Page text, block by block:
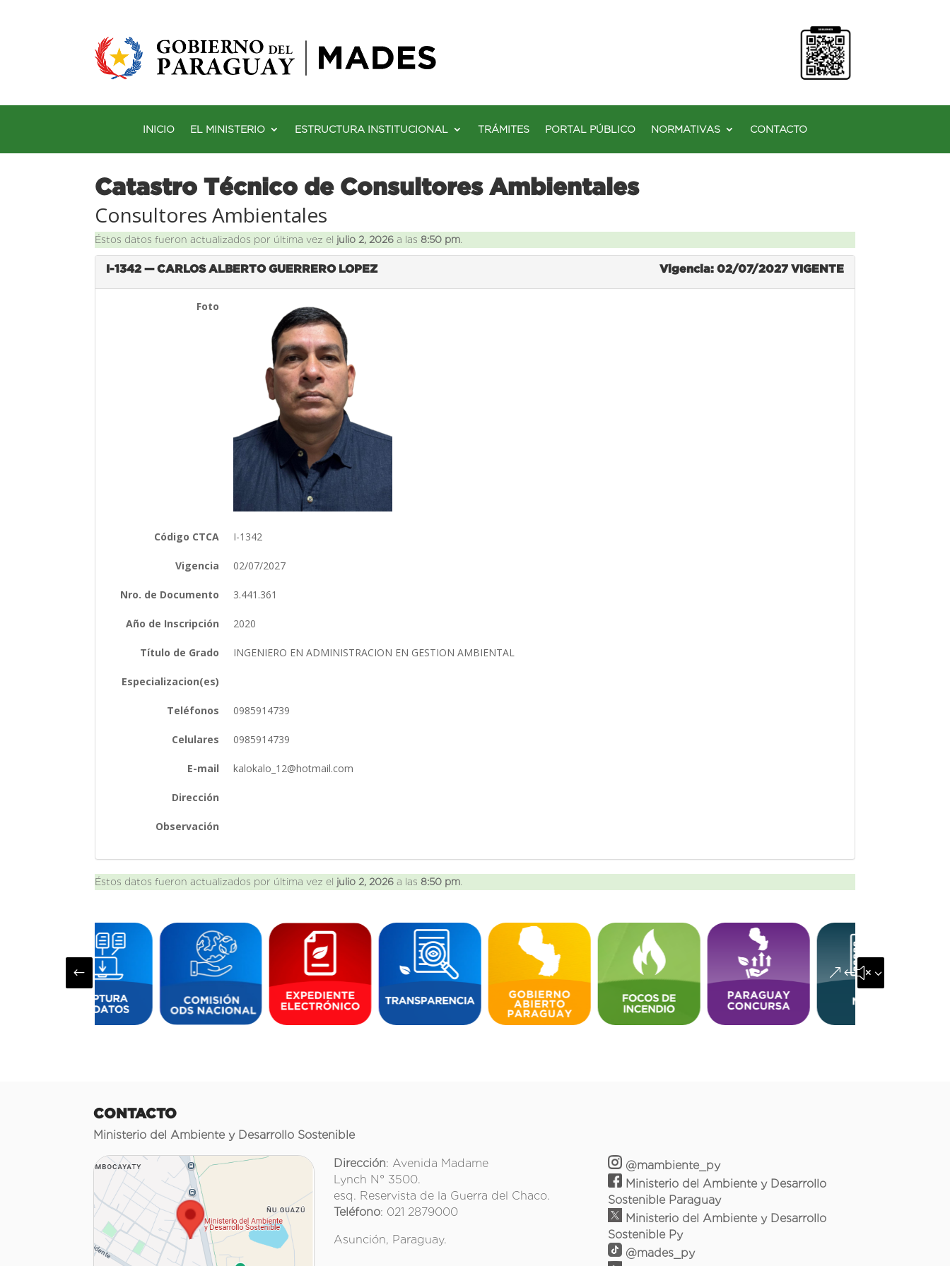
INICIO EL MINISTERIO ESTRUCTURA INSTITUCIONAL TRÁMITES PORTAL PÚBLICO NORMATIVAS CONTACTO
Catastro Técnico de Consultores Ambientales
Consultores Ambientales
Éstos datos fueron actualizados por última vez el julio 2, 2026 a las 8:50 pm
I-1342 — CARLOS ALBERTO GUERRERO LOPEZ Vigencia: 02/07/2027 VIGENTE
Foto
Código CTCA I-1342
Vigencia 02/07/2027
Nro. de Documento 3.441.361
Año de Inscripción 2020
Título de Grado INGENIERO EN ADMINISTRACION EN GESTION AMBIENTAL
Especializacion(es)
Teléfonos 0985914739
Celulares 0985914739
E-mail kalokalo_12@hotmail.com
Dirección
Observación
Éstos datos fueron actualizados por última vez el julio 2, 2026 a las 8:50 pm
# &#x35;
CONTACTO
Ministerio del Ambiente y Desarrollo Sostenible
Dirección: Avenida Madame
Lynch N° 3500.
esq. Reservista de la Guerra del Chaco.
Teléfono: 021 2879000
Asunción, Paraguay.
@mambiente_py
Ministerio del Ambiente y Desarrollo
Sostenible Paraguay
Ministerio del Ambiente y Desarrollo
Sostenible Py
@mades_py